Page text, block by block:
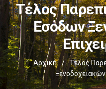
Τέλος
Εσόδων
Αρχική /
Τέλος